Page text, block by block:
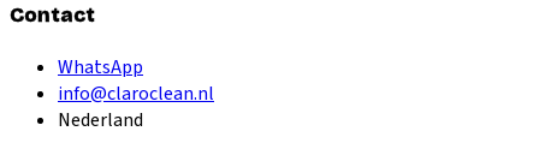
Contact
WhatsApp
info@claroclean.nl
Nederland